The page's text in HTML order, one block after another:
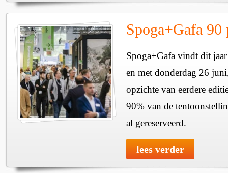
Spoga+Gafa
Spoga+Gafa vindt dit
en met donderdag 26
opzichte van eerdere
90% van de
al gereserveerd.
lees verder